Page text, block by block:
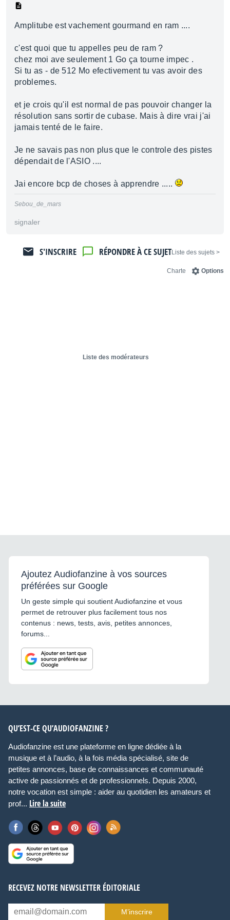
Amplitube est vachement gourmand en ram ....
c'est quoi que tu appelles peu de ram ?
chez moi ave seulement 1 Go ça tourne impec .
Si tu as - de 512 Mo efectivement tu vas avoir des
problemes.
et je crois qu'il est normal de pas pouvoir changer la
résolution sans sortir de cubase. Mais à dire vrai j'ai
jamais tenté de le faire.
Je ne savais pas non plus que le controle des pistes
dépendait de l'ASIO ....
Jai encore bcp de choses à apprendre .....
Sebou_de_mars
signaler
< Liste des sujets
RÉPONDRE À CE SUJET
S'INSCRIRE
Options
Charte
Liste des modérateurs
Ajoutez Audiofanzine à vos sources
préférées sur Google
Un geste simple qui soutient Audiofanzine et vous
permet de retrouver plus facilement tous nos
contenus : news, tests, avis, petites annonces,
forums...
QU’EST-CE QU’AUDIOFANZINE ?
Audiofanzine est une plateforme en ligne dédiée à la
musique et à l’audio, à la fois média spécialisé, site de
petites annonces, base de connaissances et communauté
active de passionnés et de professionnels. Depuis 2000,
notre vocation est simple : aider au quotidien les amateurs et
prof... Lire la suite
RECEVEZ NOTRE NEWSLETTER ÉDITORIALE
M’inscrire